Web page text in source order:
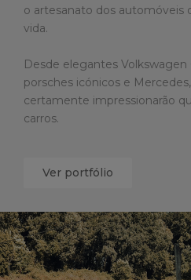
o artesanato dos automóveis
vida.
Desde elegantes Volkswagen
porsches icónicos e
certamente impressionarão
carros.
Ver portfólio